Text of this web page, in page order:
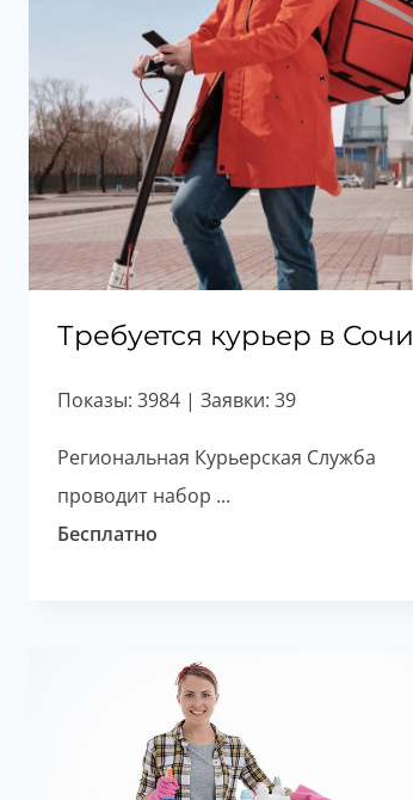
Требуется курьер в Сочи
Показы: 3984 | Заявки: 39
Региональная Курьерская Служба
проводит набор ...
Бесплатно